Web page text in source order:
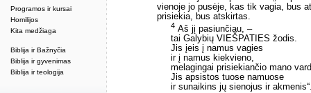
Programos ir kursai
Homilijos
Kita medžiaga
Biblija ir Bažnyčia
Biblija ir gyvenimas
Biblija ir teologija
vienoje jo pusėje, kas tik vagia, bus
prisiekia, bus atskirtas.
4 Aš jį pasiunčiau, –
tai Galybių VIEŠPATIES žodis.
Jis įeis į namus vagies
ir į namus kiekvieno,
melagingai prisiekiančio mano
Jis apsistos tuose namuose
ir sunaikins jų sienojus ir